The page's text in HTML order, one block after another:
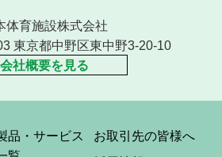
体育施設株式会社
東京都中野区東中野3-20-10
会社概要を見る
品・サービス
お取引先の皆様へ